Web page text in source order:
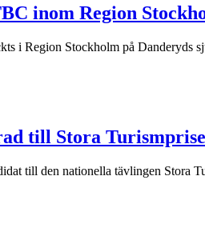
inom Region
i Region Stockholm på Danderyds
till Stora
till den nationella tävlingen Stora